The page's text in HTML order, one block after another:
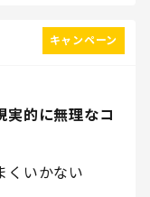
実的に無理なコ
キャンペーン
くいかない